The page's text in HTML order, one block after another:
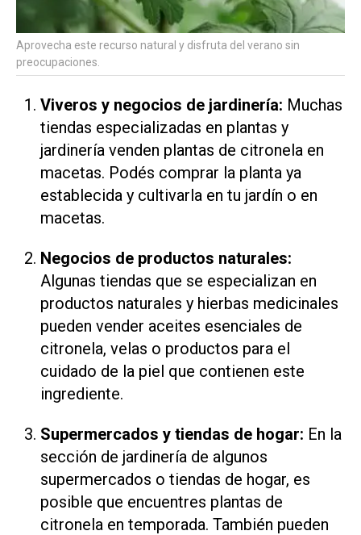
Aprovecha este recurso natural y disfruta del verano sin
preocupaciones.
Viveros y negocios de jardinería: Muchas
tiendas especializadas en plantas y
jardinería venden plantas de citronela en
macetas. Podés comprar la planta ya
establecida y cultivarla en tu jardín o en
macetas.
Negocios de productos naturales:
Algunas tiendas que se especializan en
productos naturales y hierbas medicinales
pueden vender aceites esenciales de
citronela, velas o productos para el
cuidado de la piel que contienen este
ingrediente.
Supermercados y tiendas de hogar: En la
sección de jardinería de algunos
supermercados o tiendas de hogar, es
posible que encuentres plantas de
citronela en temporada. También pueden